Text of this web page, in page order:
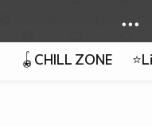
🪀CHILL ZONE